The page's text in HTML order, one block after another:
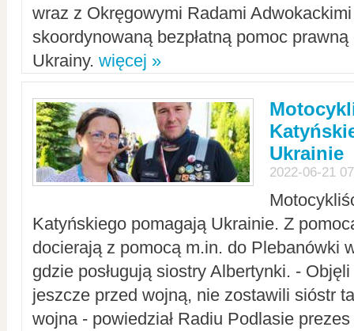
wraz z Okręgowymi Radami Adwokackimi
skoordynowaną bezpłatną pomoc
Ukrainy. więcej »
Ukrainie
2022-06-21
Katyńskiego pomagają Ukrainie. Z
docierają z pomocą m.in. do Plebanówki
gdzie posługują siostry Albertynki. -
jeszcze przed wojną, nie zostawili sióstr
wojna - powiedział Radiu Podlasie